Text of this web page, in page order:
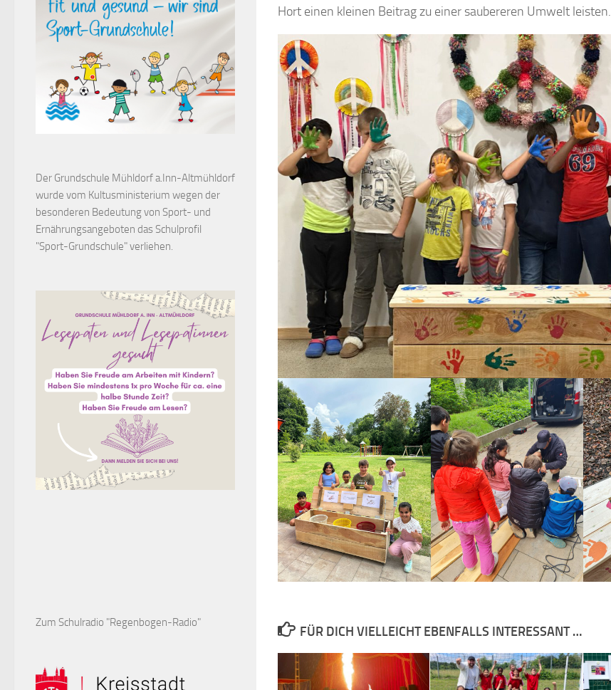
Hort einen kleinen Beitrag zu einer saubereren Umwelt leisten.
FÜR DICH VIELLEICHT EBENFALLS INTERESSANT …
Der Grundschule Mühldorf a.Inn-Altmühldorf
wurde vom Kultusministerium wegen der
besonderen Bedeutung von Sport- und
Ernährungsangeboten das Schulprofil
"Sport-Grundschule" verliehen.
Zum Schulradio "Regenbogen-Radio"